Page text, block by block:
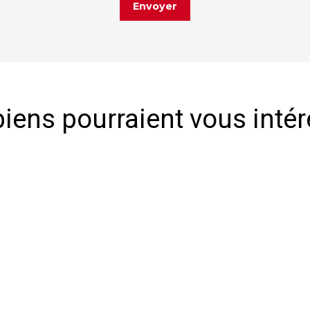
Envoyer
pourraient vous